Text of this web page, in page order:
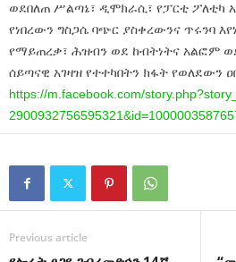
ወደበለጠ ሥልጣኔ፣ ዲሞክራሲ፣ የፓርቲ ፖለቲካ
የነበረውን ግስጋሴ ባጭር ያስቀረውንና ጥሩንባ
የማይጠረቃ፣ ሕዝብን ወደ ከብትነትና አልፎም
ሰይጣናዊ አገዛዝ የተተካበትን ክፋት የወለደውን
https://m.facebook.com/story.
2900932756595321&id=
Previous article